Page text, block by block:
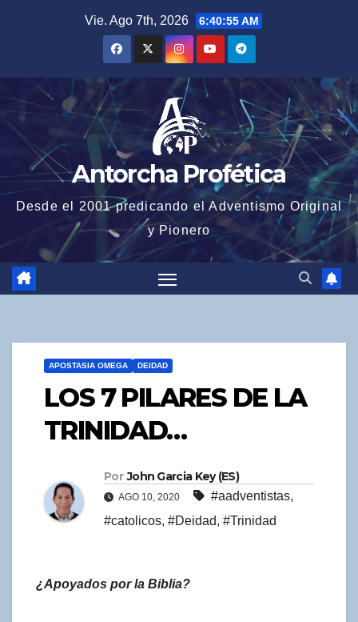
Vie. Ago 7th, 2026 6:40:56 AM
Antorcha Profética
Desde el 2001 predicando el Adventismo Original
y Pionero
APOSTASIA OMEGA DEIDAD
LOS 7 PILARES DE LA
TRINIDAD…
Por John Garcia Key (ES)
AGO 10, 2020 #aadventistas,
#catolicos, #Deidad, #Trinidad
¿Apoyados por la Biblia?